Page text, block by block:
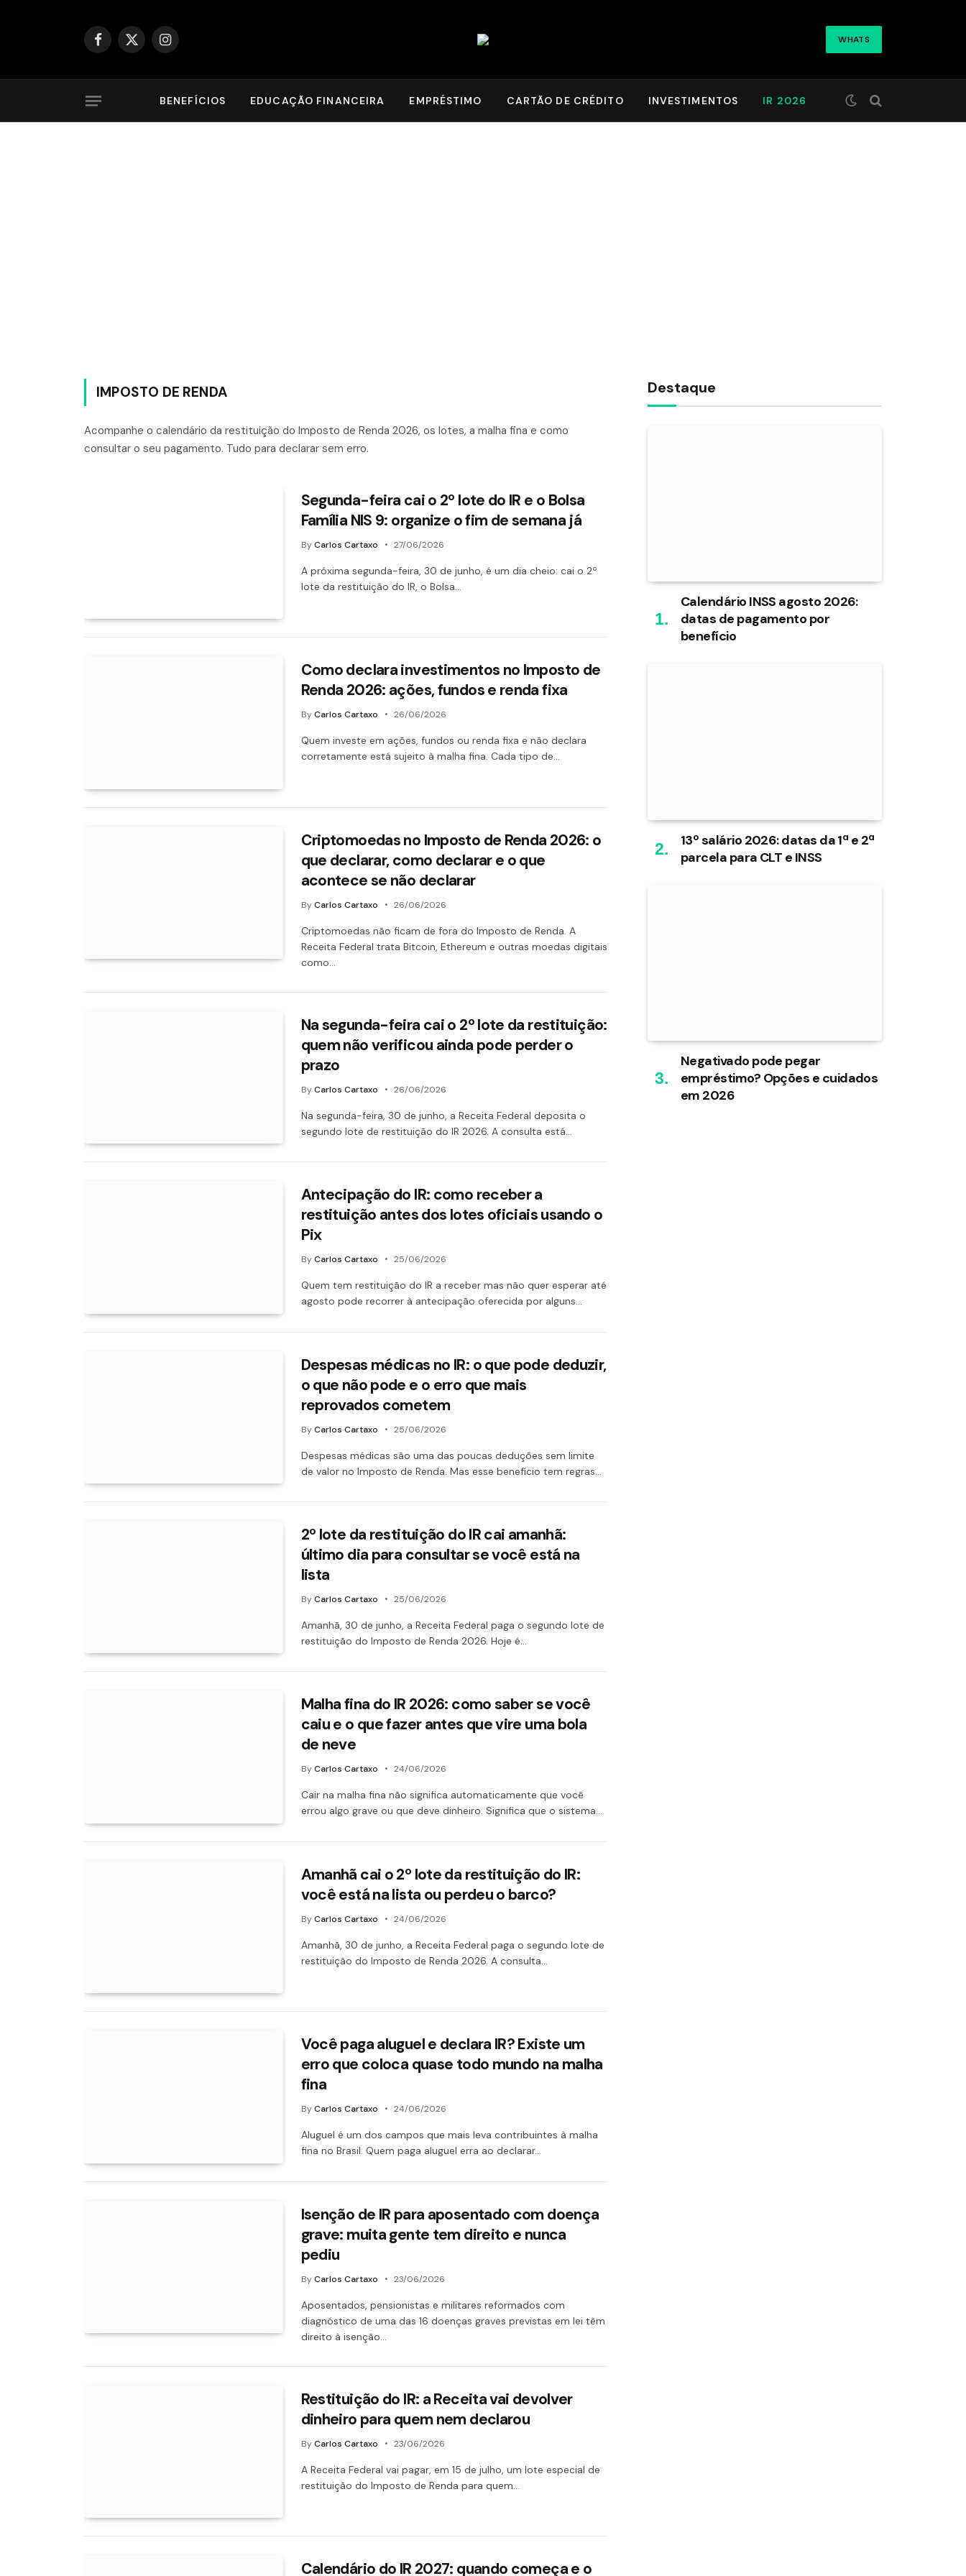
Facebook
X
Instagram WHATS
BENEFÍCIOS EDUCAÇÃO FINANCEIRA EMPRÉSTIMO CARTÃO DE CRÉDITO INVESTIMENTOS IR 2026
IMPOSTO DE RENDA
Acompanhe o calendário da restituição do Imposto de Renda 2026, os lotes, a malha fina e como
consultar o seu pagamento. Tudo para declarar sem erro.
Segunda-feira cai o 2º lote do IR e o Bolsa
Família NIS 9: organize o fim de semana já
By Carlos Cartaxo 27/06/2026
A próxima segunda-feira, 30 de junho, é um dia cheio: cai o 2º
lote da restituição do IR, o Bolsa…
Como declara investimentos no Imposto de
Renda 2026: ações, fundos e renda fixa
By Carlos Cartaxo 26/06/2026
Quem investe em ações, fundos ou renda fixa e não declara
corretamente está sujeito à malha fina. Cada tipo de…
Criptomoedas no Imposto de Renda 2026: o
que declarar, como declarar e o que
acontece se não declarar
By Carlos Cartaxo 26/06/2026
Criptomoedas não ficam de fora do Imposto de Renda. A
Receita Federal trata Bitcoin, Ethereum e outras moedas digitais
como…
Na segunda-feira cai o 2º lote da restituição:
quem não verificou ainda pode perder o
prazo
By Carlos Cartaxo 26/06/2026
Na segunda-feira, 30 de junho, a Receita Federal deposita o
segundo lote de restituição do IR 2026. A consulta está…
Antecipação do IR: como receber a
restituição antes dos lotes oficiais usando o
Pix
By Carlos Cartaxo 25/06/2026
Quem tem restituição do IR a receber mas não quer esperar até
agosto pode recorrer à antecipação oferecida por alguns…
Despesas médicas no IR: o que pode deduzir,
o que não pode e o erro que mais
reprovados cometem
By Carlos Cartaxo 25/06/2026
Despesas médicas são uma das poucas deduções sem limite
de valor no Imposto de Renda. Mas esse benefício tem regras…
2º lote da restituição do IR cai amanhã:
último dia para consultar se você está na
lista
By Carlos Cartaxo 25/06/2026
Amanhã, 30 de junho, a Receita Federal paga o segundo lote de
restituição do Imposto de Renda 2026. Hoje é…
Malha fina do IR 2026: como saber se você
caiu e o que fazer antes que vire uma bola
de neve
By Carlos Cartaxo 24/06/2026
Cair na malha fina não significa automaticamente que você
errou algo grave ou que deve dinheiro. Significa que o sistema…
Amanhã cai o 2º lote da restituição do IR:
você está na lista ou perdeu o barco?
By Carlos Cartaxo 24/06/2026
Amanhã, 30 de junho, a Receita Federal paga o segundo lote de
restituição do Imposto de Renda 2026. A consulta…
Você paga aluguel e declara IR? Existe um
erro que coloca quase todo mundo na malha
fina
By Carlos Cartaxo 24/06/2026
Aluguel é um dos campos que mais leva contribuintes à malha
fina no Brasil. Quem paga aluguel erra ao declarar…
Isenção de IR para aposentado com doença
grave: muita gente tem direito e nunca
pediu
By Carlos Cartaxo 23/06/2026
Aposentados, pensionistas e militares reformados com
diagnóstico de uma das 16 doenças graves previstas em lei têm
direito à isenção…
Restituição do IR: a Receita vai devolver
dinheiro para quem nem declarou
By Carlos Cartaxo 23/06/2026
A Receita Federal vai pagar, em 15 de julho, um lote especial de
restituição do Imposto de Renda para quem…
Calendário do IR 2027: quando começa e o
Destaque
Calendário INSS agosto 2026:
datas de pagamento por
benefício
13º salário 2026: datas da 1ª e 2ª
parcela para CLT e INSS
Negativado pode pegar
empréstimo? Opções e cuidados
em 2026